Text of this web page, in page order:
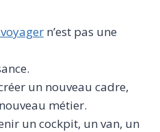
n’est pas une
un nouveau cadre,
métier.
un cockpit, un van, un